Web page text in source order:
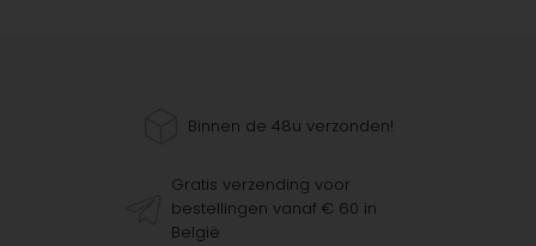
Binnen de 48u verzonden!
Gratis verzending voor
bestellingen vanaf € 60 in
België